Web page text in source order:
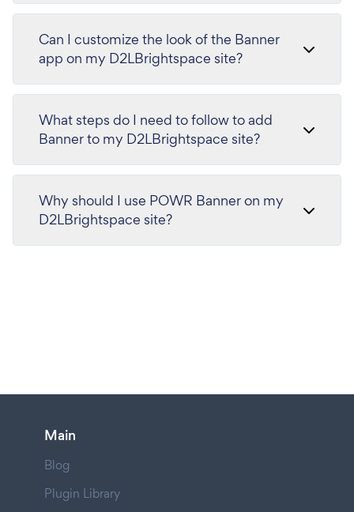
Can I customize the look of the Banner
app on my D2LBrightspace site?
What steps do I need to follow to add
Banner to my D2LBrightspace site?
Why should I use POWR Banner on my
D2LBrightspace site?
Main
Blog
Plugin Library